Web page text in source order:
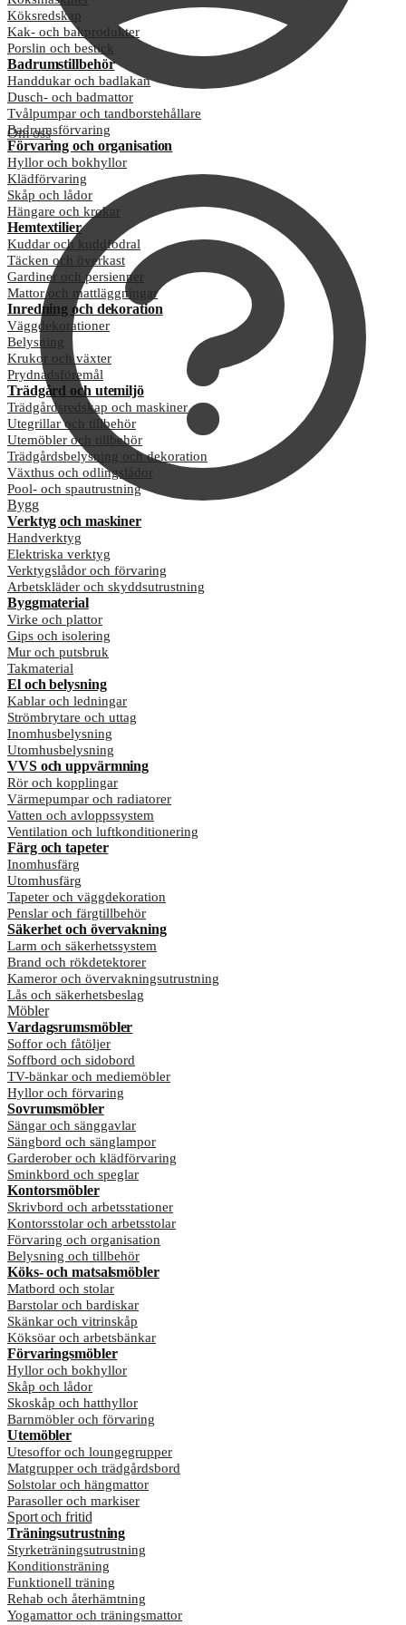
Om oss
Köksredskap
Kak- och bakprodukter
Porslin och bestick
Badrumstillbehör
Handdukar och badlakan
Dusch- och badmattor
Tvålpumpar och tandborstehållare
Badrumsförvaring
Förvaring och organisation
Hyllor och bokhyllor
Klädförvaring
Skåp och lådor
Hängare och krokar
Hemtextilier
Kuddar och kuddfodral
Täcken och överkast
Gardiner och persienner
Mattor och mattläggningar
Inredning och dekoration
Väggdekorationer
Belysning
Krukor och växter
Prydnadsföremål
Trädgård och utemiljö
Trädgårdsredskap och maskiner
Utegrillar och tillbehör
Utemöbler och tillbehör
Trädgårdsbelysning och dekoration
Växthus och odlingslådor
Pool- och spautrustning
Bygg
Verktyg och maskiner
Handverktyg
Elektriska verktyg
Verktygslådor och förvaring
Arbetskläder och skyddsutrustning
Byggmaterial
Virke och plattor
Gips och isolering
Mur och putsbruk
Takmaterial
El och belysning
Kablar och ledningar
Strömbrytare och uttag
Inomhusbelysning
Utomhusbelysning
VVS och uppvärmning
Rör och kopplingar
Värmepumpar och radiatorer
Vatten och avloppssystem
Ventilation och luftkonditionering
Färg och tapeter
Inomhusfärg
Utomhusfärg
Tapeter och väggdekoration
Penslar och färgtillbehör
Säkerhet och övervakning
Larm och säkerhetssystem
Brand och rökdetektorer
Kameror och övervakningsutrustning
Lås och säkerhetsbeslag
Möbler
Vardagsrumsmöbler
Soffor och fåtöljer
Soffbord och sidobord
TV-bänkar och mediemöbler
Hyllor och förvaring
Sovrumsmöbler
Sängar och sänggavlar
Sängbord och sänglampor
Garderober och klädförvaring
Sminkbord och speglar
Kontorsmöbler
Skrivbord och arbetsstationer
Kontorsstolar och arbetsstolar
Förvaring och organisation
Belysning och tillbehör
Köks- och matsalsmöbler
Matbord och stolar
Barstolar och bardiskar
Skänkar och vitrinskåp
Köksöar och arbetsbänkar
Förvaringsmöbler
Hyllor och bokhyllor
Skåp och lådor
Skoskåp och hatthyllor
Barnmöbler och förvaring
Utemöbler
Utesoffor och loungegrupper
Matgrupper och trädgårdsbord
Solstolar och hängmattor
Parasoller och markiser
Sport och fritid
Träningsutrustning
Styrketräningsutrustning
Konditionsträning
Funktionell träning
Rehab och återhämtning
Yogamattor och träningsmattor